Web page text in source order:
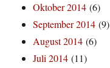
Oktober 2014 (6)
September 2014 (9)
August 2014 (6)
Juli 2014 (11)